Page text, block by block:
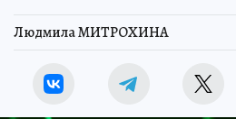
Людмила МИТРОХИНА